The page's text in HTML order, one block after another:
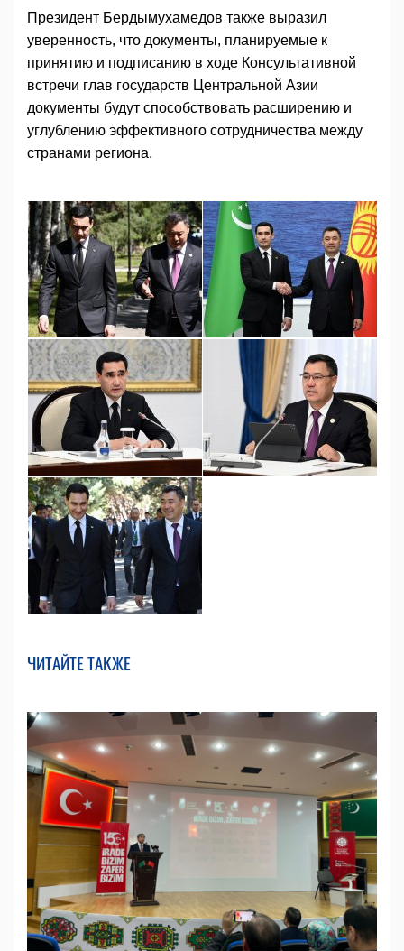
Президент Бердымухамедов также выразил
уверенность, что документы, планируемые к
принятию и подписанию в ходе Консультативной
встречи глав государств Центральной Азии
документы будут способствовать расширению и
углублению эффективного сотрудничества между
странами региона.
ЧИТАЙТЕ ТАКЖЕ